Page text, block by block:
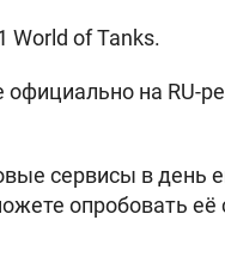
World of Tanks.
на RU-
сервисы в день
опробовать её